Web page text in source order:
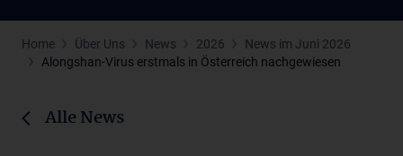
Home Über Uns News 2026
News im Juni 2026
Alongshan-Virus erstmals in Österreich nachgewiesen
Alle News